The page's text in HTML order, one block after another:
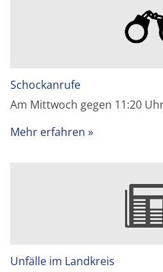
Schockanrufe
Am Mittwoch gegen 11:20
Mehr erfahren
Unfälle im Landkreis